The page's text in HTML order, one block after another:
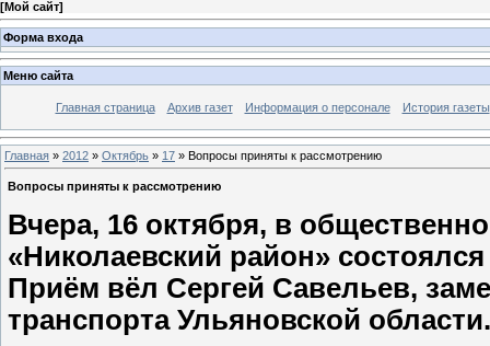
[Мой сайт]
Форма входа
Меню сайта
Главная страница Архив газет Информация о персонале История газеты
Главная » 2012 » Октябрь » 17 » Вопросы приняты к рассмотрению
Вопросы приняты к рассмотрению
Вчера, 16 октября, в
«Николаевский район»
Приём вёл Сергей Савельев,
транспорта Ульяновской области.